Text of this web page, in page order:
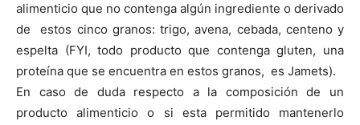
alimenticio que no contenga algún ingrediente o derivado
de estos cinco granos: trigo, avena, cebada, centeno y
espelta (FYI, todo producto que contenga gluten, una
proteína que se encuentra en estos granos, es Jamets).
En caso de duda respecto a la composición de un
producto alimenticio o si esta permitido mantenerlo